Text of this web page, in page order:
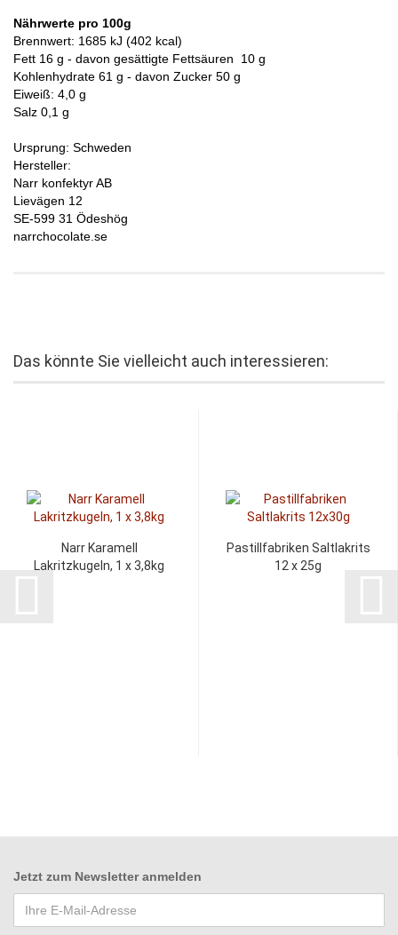
Nährwerte pro 100g
Brennwert: 1685 kJ (402 kcal)
Fett 16 g - davon gesättigte Fettsäuren 10 g
Kohlenhydrate 61 g - davon Zucker 50 g
Eiweiß: 4,0 g
Salz 0,1 g
Ursprung: Schweden
Hersteller:
Narr konfektyr AB
Lievägen 12
SE-599 31 Ödeshög
narrchocolate.se
Das könnte Sie vielleicht auch interessieren:
Narr Karamell
Lakritzkugeln, 1 x 3,8kg
Pastillfabriken Saltlakrits
12 x 25g
Jetzt zum Newsletter anmelden